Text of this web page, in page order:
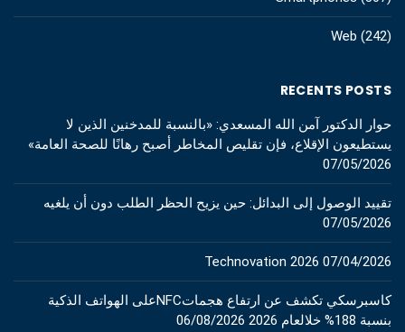
Web (242)
RECENTS POSTS
حوار الدكتور آمن الله المسعدي: «بالنسبة للمدخنين الذين لا
يستطيعون الإقلاع، فإن تقليص المخاطر أصبح رهانًا للصحة العامة»
07/05/2026
تقييد الوصول إلى البدائل: حين يزيح الحظر الطلب دون أن يلغيه
07/05/2026
Technovation 2026 07/04/2026
كاسبرسكي تكشف عن ارتفاع هجماتNFCعلى الهواتف الذكية
بنسبة 188% خلالعام 2026
06/08/2026